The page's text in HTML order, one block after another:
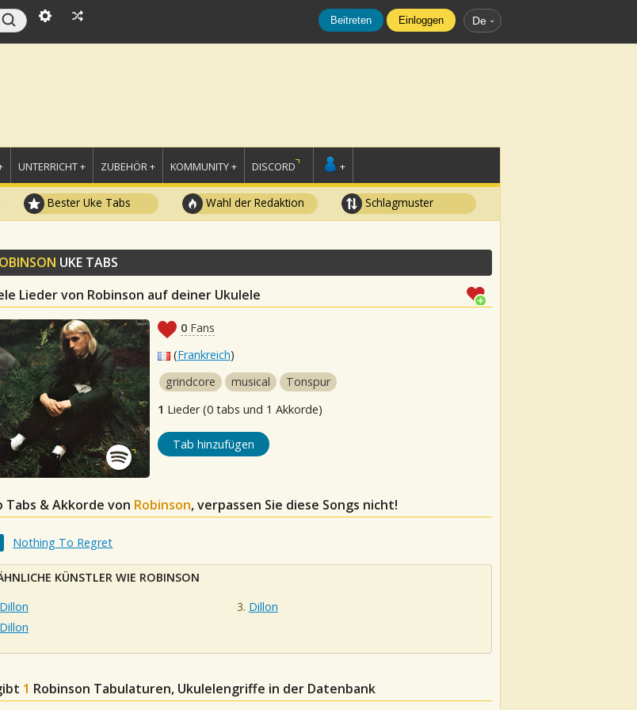
Beitreten Einloggen De
UNTERRICHT + ZUBEHÖR + KOMMUNITY + DISCORD +
Bester Uke Tabs Wahl der Redaktion Schlagmuster
UKE TABS
Lieder von Robinson auf deiner Ukulele
0 Fans
(Frankreich)
grindcore
musical
Tonspur
1 Lieder (0 tabs und 1 Akkorde)
Tab hinzufügen
Tabs & Akkorde von Robinson, verpassen Sie diese Songs nicht!
Nothing To Regret
KÜNSTLER WIE ROBINSON
Dillon
Dillon
Dillon
1 Robinson Tabulaturen, Ukulelengriffe in der Datenbank